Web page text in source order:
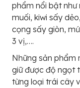
phẩm nổi bật
muối, kiwi sấy
cọng sấy giòn,
3 vị,….
Những sản phẩm
giữ được độ ngọt
từng loại trái cây